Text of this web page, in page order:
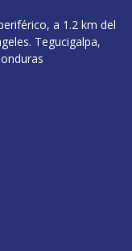
a 1.2 km del
Tegucigalpa,